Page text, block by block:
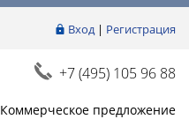
Вход| Регистрация
+7 (495) 105 96 88
Коммерческое предложение